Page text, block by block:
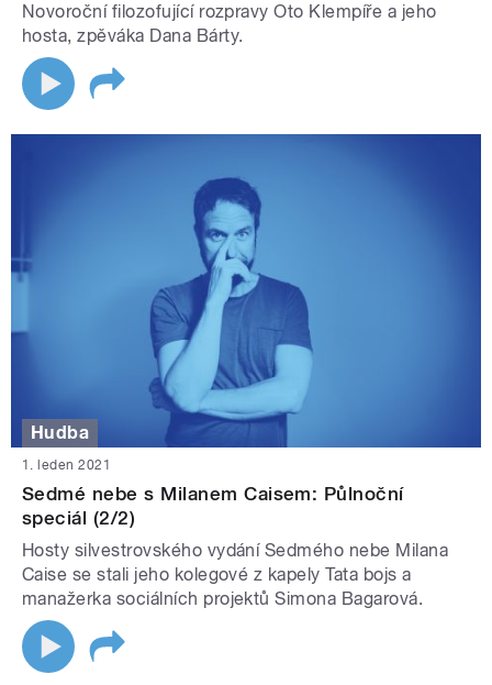
Novoroční filozofující rozpravy Oto Klempíře a jeho
hosta, zpěváka Dana Bárty.
Hudba
1. leden 2021
Sedmé nebe s Milanem Caisem: Půlnoční
speciál (2/2)
Hosty silvestrovského vydání Sedmého nebe Milana
Caise se stali jeho kolegové z kapely Tata bojs a
manažerka sociálních projektů Simona Bagarová.